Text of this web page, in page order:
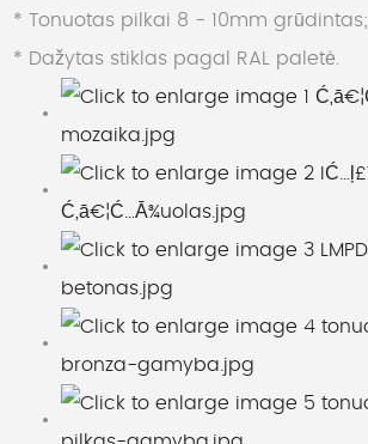
* Tonuotas pilkai 8 - 10mm grūdintas;
* Dažytas stiklas pagal RAL paletė.